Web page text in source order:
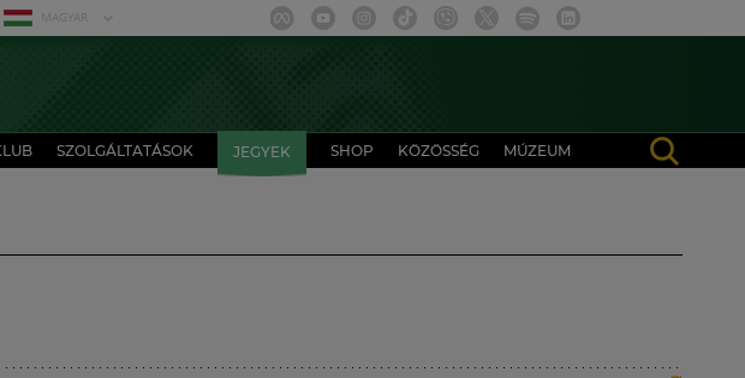
MAGYAR
SZOLGÁLTATÁSOK JEGYEK SHOP KÖZÖSSÉG MÚZEUM